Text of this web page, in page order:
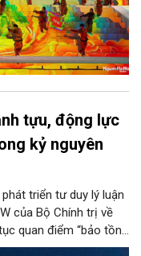
tựu, động lực
kỷ nguyên
triển tư duy lý luận
của Bộ Chính trị về
quan điểm “bảo tồn
với phát triển kinh tế -